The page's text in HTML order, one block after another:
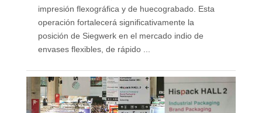
impresión flexográfica y de huecograbado. Esta
operación fortalecerá significativamente la
posición de Siegwerk en el mercado indio de
envases flexibles, de rápido ...